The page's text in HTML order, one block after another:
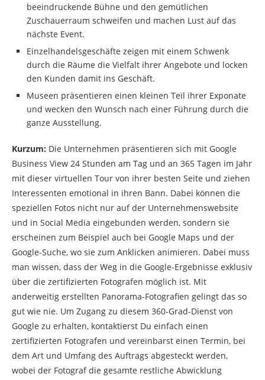
beeindruckende Bühne und den gemütlichen
Zuschauerraum schweifen und machen Lust auf das
nächste Event.
Einzelhandelsgeschäfte zeigen mit einem Schwenk
durch die Räume die Vielfalt ihrer Angebote und locken
den Kunden damit ins Geschäft.
Museen präsentieren einen kleinen Teil ihrer Exponate
und wecken den Wunsch nach einer Führung durch die
ganze Ausstellung.
Kurzum: Die Unternehmen präsentieren sich mit Google
Business View 24 Stunden am Tag und an 365 Tagen im Jahr
mit dieser virtuellen Tour von ihrer besten Seite und ziehen
Interessenten emotional in ihren Bann. Dabei können die
speziellen Fotos nicht nur auf der Unternehmenswebsite
und in Social Media eingebunden werden, sondern sie
erscheinen zum Beispiel auch bei Google Maps und der
Google-Suche, wo sie zum Anklicken animieren. Dabei muss
man wissen, dass der Weg in die Google-Ergebnisse exklusiv
über die zertifizierten Fotografen möglich ist. Mit
anderweitig erstellten Panorama-Fotografien gelingt das so
gut wie nie. Um Zugang zu diesem 360-Grad-Dienst von
Google zu erhalten, kontaktierst Du einfach einen
zertifizierten Fotografen und vereinbarst einen Termin, bei
dem Art und Umfang des Auftrags abgesteckt werden,
wobei der Fotograf die gesamte restliche Abwicklung